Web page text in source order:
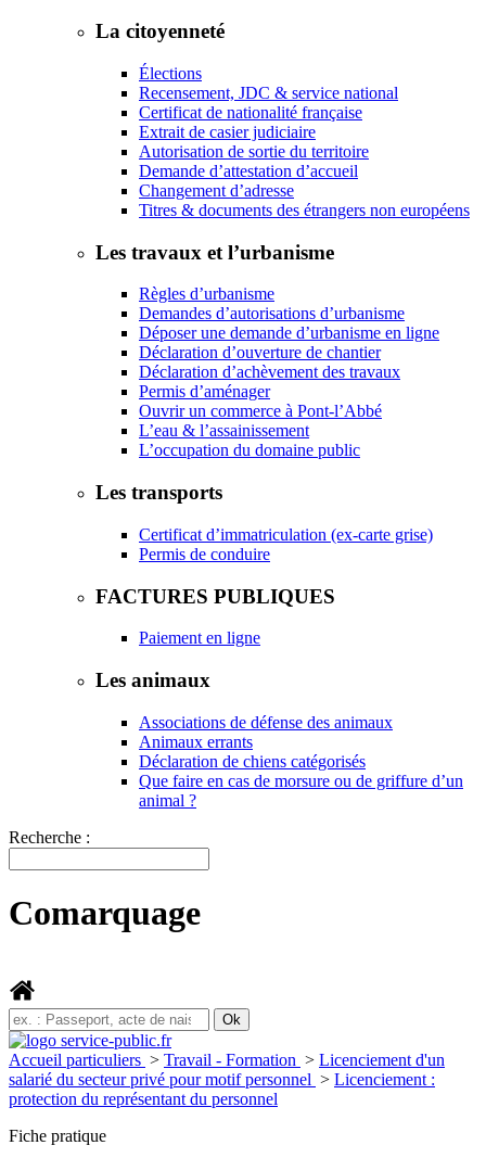
La citoyenneté
Élections
Recensement, JDC & service national
Certificat de nationalité française
Extrait de casier judiciaire
Autorisation de sortie du territoire
Demande d’attestation d’accueil
Changement d’adresse
Titres & documents des étrangers non européens
Les travaux et l’urbanisme
Règles d’urbanisme
Demandes d’autorisations d’urbanisme
Déposer une demande d’urbanisme en ligne
Déclaration d’ouverture de chantier
Déclaration d’achèvement des travaux
Permis d’aménager
Ouvrir un commerce à Pont-l’Abbé
L’eau & l’assainissement
L’occupation du domaine public
Les transports
Certificat d’immatriculation (ex-carte grise)
Permis de conduire
FACTURES PUBLIQUES
Paiement en ligne
Les animaux
Associations de défense des animaux
Animaux errants
Déclaration de chiens catégorisés
Que faire en cas de morsure ou de griffure d’un
animal ?
Recherche :
Comarquage
Accueil particuliers > Travail - Formation > Licenciement d'un
salarié du secteur privé pour motif personnel > Licenciement :
protection du représentant du personnel
Fiche pratique